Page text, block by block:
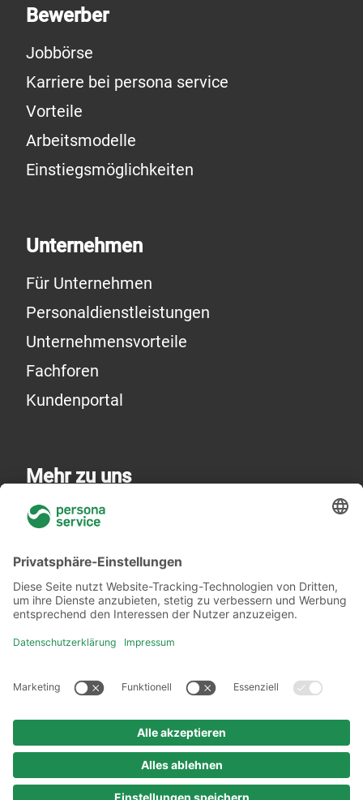
Bewerber
Jobbörse
Karriere bei persona service
Vorteile
Arbeitsmodelle
Einstiegsmöglichkeiten
Unternehmen
Für Unternehmen
Personaldienstleistungen
Unternehmensvorteile
Fachforen
Kundenportal
Mehr zu uns
Über uns
Akademie
Rechtliches
Datenschutzerklärung
Urheberrechtshinweis